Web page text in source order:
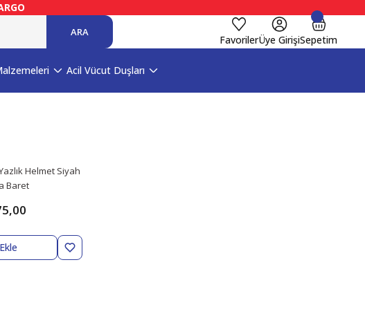
ARA
FavorilerÜye GirişiSepetim
Acil Vücut Duşları
Helmet Siyah
Baret